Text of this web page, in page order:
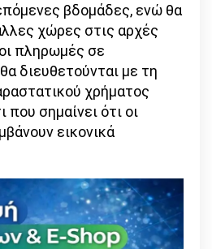
βδομάδες, ενώ θα
χώρες στις αρχές
πληρωμές σε
διευθετούνται με τη
χρήματος
που σημαίνει ότι οι
εικονικά